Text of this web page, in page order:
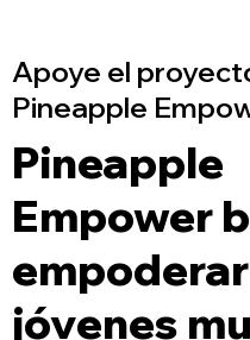
Apoye el
Pineapple
Pineapple
Empower
jóvenes